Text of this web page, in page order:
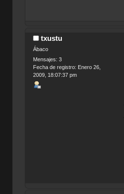
txustu
Ábaco
Mensajes: 3
Fecha de registro: Enero 26,
2009, 18:07:37 pm